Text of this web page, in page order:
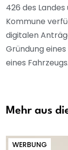
426 des
Kommune
digitalen
Gründung
eines Fahrzeugs.
Mehr aus
WERBUNG